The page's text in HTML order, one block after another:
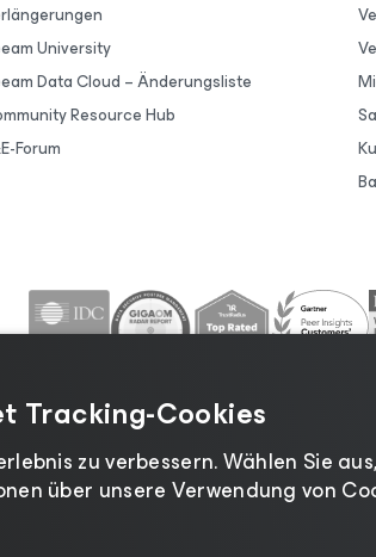
University
Data Cloud – Änderungsliste
Resource Hub
Forum
Tracking-Cookies
zu verbessern. Wählen Sie
über unsere Verwendung von